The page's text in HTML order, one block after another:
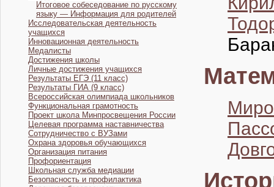
Итоговое собеседование по русскому
языку — Информация для родителей
Исследовательская деятельность
учащихся
Инновационная деятельность
Медалисты
Достижения школы
Личные достижения учащихся
Результаты ЕГЭ (11 класс)
Результаты ГИА (9 класс)
Всероссийская олимпиада школьников
Функциональная грамотность
Проект школа Минпросвещения России
Целевая программа наставничества
Сотрудничество с ВУЗами
Охрана здоровья обучающихся
Организация питания
Профориентация
Школьная служба медиации
Безопасность и профилактика